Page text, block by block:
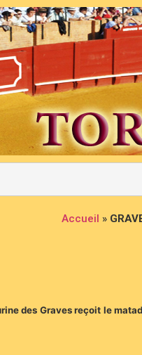
Accueil »
des Graves reçoit le